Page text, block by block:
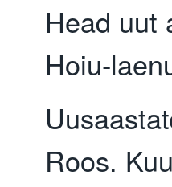
Head uut
Hoiu-
Roos.